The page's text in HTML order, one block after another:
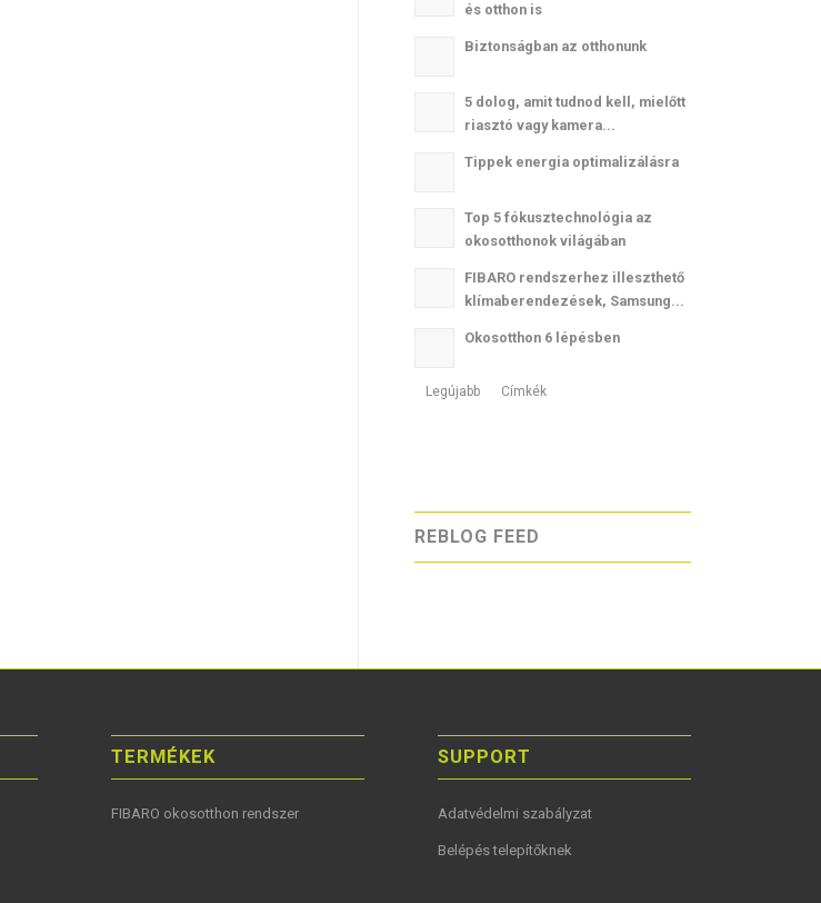
és otthon is
Biztonságban az otthonunk
5 dolog, amit tudnod kell, mielőtt
riasztó vagy kamera...
Tippek energia optimalizálásra
Top 5 fókusztechnológia az
okosotthonok világában
FIBARO rendszerhez illeszthető
klímaberendezések, Samsung...
Okosotthon 6 lépésben
Legújabb Címkék
REBLOG FEED
TERMÉKEK
FIBARO okosotthon rendszer
SUPPORT
Adatvédelmi szabályzat
Belépés telepítőknek